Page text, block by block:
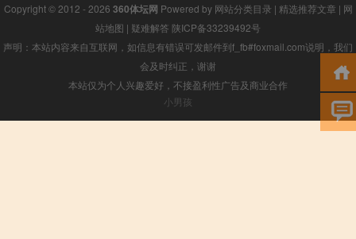
Copyright © 2012 - 2026 360体坛网 Powered by 网站分类目录 | 精选推荐文章 | 网
站地图 | 疑难解答 陕ICP备33239492号
声明：本站内容来自互联网，如信息有错误可发邮件到f_fb#foxmail.com说明，我们
会及时纠正，谢谢
本站仅为个人兴趣爱好，不接盈利性广告及商业合作
小男孩